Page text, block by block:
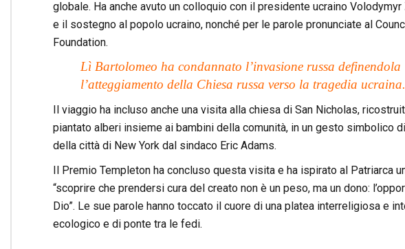
globale. Ha anche avuto un colloquio con il presidente ucraino
e il sostegno al popolo ucraino, nonché per le parole pronunciate al
Foundation.
Lì Bartolomeo ha condannato l’invasione russa
l’atteggiamento della Chiesa russa verso la tragedia ucraina.
Il viaggio ha incluso anche una visita alla chiesa di San Nicholas,
piantato alberi insieme ai bambini della comunità, in un gesto simbolico
della città di New York dal sindaco Eric Adams.
Il Premio Templeton ha concluso questa visita e ha ispirato al Patriarca
“scoprire che prendersi cura del creato non è un peso, ma un dono:
Dio”. Le sue parole hanno toccato il cuore di una platea interreligiosa e
ecologico e di ponte tra le fedi.